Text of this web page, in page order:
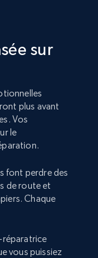
sur
plus avant
Vos
le
font perdre des
de route et
Chaque
réparatrice
vous puissiez